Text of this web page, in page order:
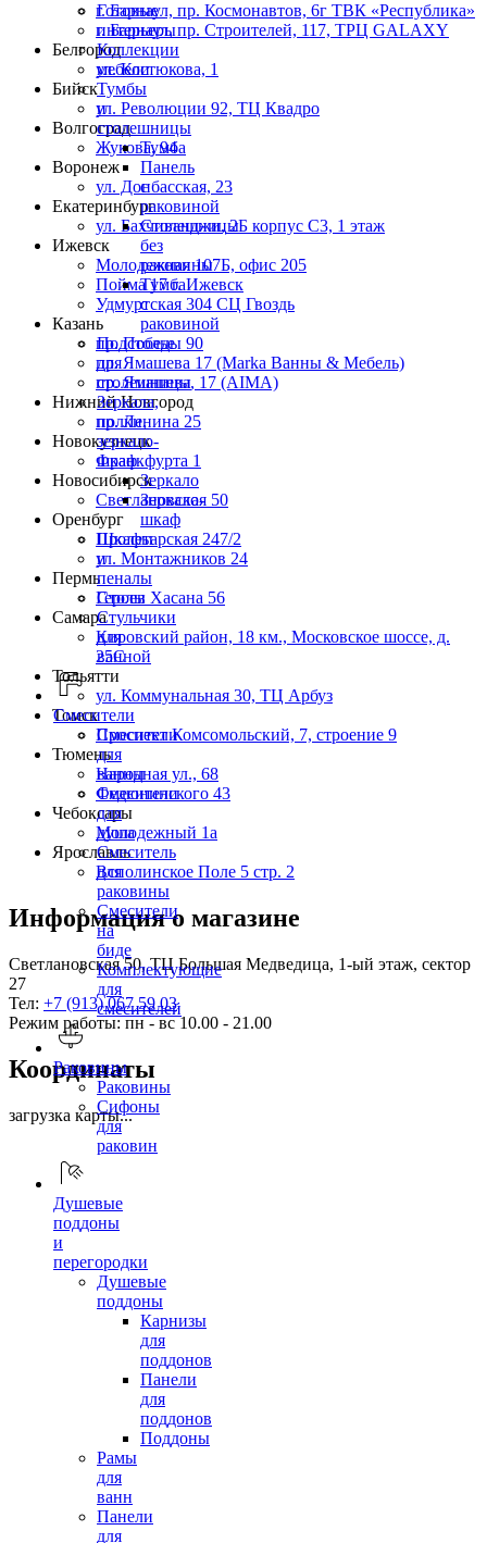
Готовые
интерьеры
Коллекции
мебели
Тумбы
и
столешницы
Тумба
Панель
с
раковиной
Столешницы
без
раковины
Тумба
с
раковиной
Подстолье
для
столешницы
Зеркала,
полки,
зеркало-
шкаф
Зеркало
Зеркало-
шкаф
Шкафы
и
пеналы
Столы
Стульчики
для
ванной
Смесители
Смесители
для
ванны
Смесители
для
душа
Смеситель
для
раковины
Смесители
на
биде
Комплектующие
для
смесителей
Раковины
Раковины
Сифоны
для
раковин
Душевые
поддоны
и
перегородки
Душевые
поддоны
Карнизы
для
поддонов
Панели
для
поддонов
Поддоны
Рамы
для
ванн
Панели
для
г. Барнаул, пр. Космонавтов, 6г ТВК «Республика»
г. Барнаул, пр. Строителей, 117, ТРЦ GALAXY
Белгород
ул. Костюкова, 1
Бийск
ул. Революции 92, ТЦ Квадро
Волгоград
Жукова, 94
Воронеж
ул. Донбасская, 23
Екатеринбург
ул. Бахчиванджи, 2Б корпус С3, 1 этаж
Ижевск
Молодежная 107Б, офис 205
Пойма 17 г. Ижевск
Удмуртская 304 СЦ Гвоздь
Казань
пр. Победы 90
пр. Ямашева 17 (Marka Ванны & Мебель)
пр. Ямашева, 17 (AIMA)
Нижний Новгород
пр. Ленина 25
Новокузнецк
Франкфурта 1
Новосибирск
Светлановская 50
Оренбург
Пролетарская 247/2
ул. Монтажников 24
Пермь
Героев Хасана 56
Самара
Кировский район, 18 км., Московское шоссе, д.
25С
Тольятти
ул. Коммунальная 30, ТЦ Арбуз
Томск
Проспект Комсомольский, 7, строение 9
Тюмень
Народная ул., 68
Федюнинского 43
Чебоксары
Молодежный 1а
Ярославль
Всполинское Поле 5 стр. 2
Информация о магазине
Светлановская 50, ТЦ Большая Медведица, 1-ый этаж, сектор
27
Тел: +7 (913) 067 59 03
Режим работы: пн - вс 10.00 - 21.00
Координаты
загрузка карты...